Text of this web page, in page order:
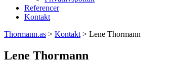
Referencer
Kontakt
Thormann.as > Kontakt > Lene Thormann
Lene Thormann